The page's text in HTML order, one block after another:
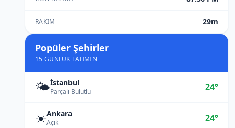
RAKIM 29m
Popüler Şehirler
15 GÜNLÜK TAHMIN
🌤️İstanbul
Parçalı Bulutlu 24°
☀️Ankara
Açık 24°